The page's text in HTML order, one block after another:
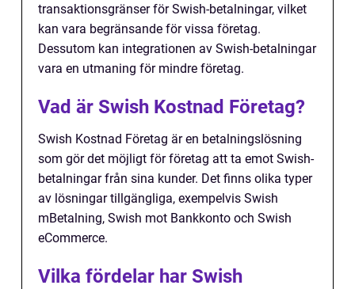
transaktionsgränser för Swish-betalningar, vilket
kan vara begränsande för vissa företag.
Dessutom kan integrationen av Swish-betalningar
vara en utmaning för mindre företag.
Vad är Swish Kostnad Företag?
Swish Kostnad Företag är en betalningslösning
som gör det möjligt för företag att ta emot Swish-
betalningar från sina kunder. Det finns olika typer
av lösningar tillgängliga, exempelvis Swish
mBetalning, Swish mot Bankkonto och Swish
eCommerce.
Vilka fördelar har Swish